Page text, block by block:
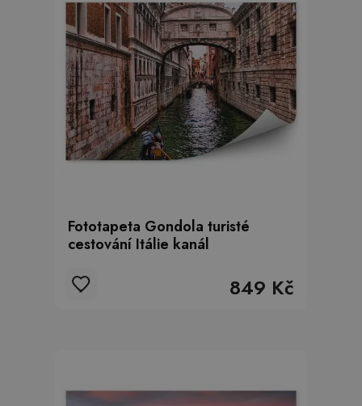
Fototapeta Gondola turisté
cestování Itálie kanál
849 Kč